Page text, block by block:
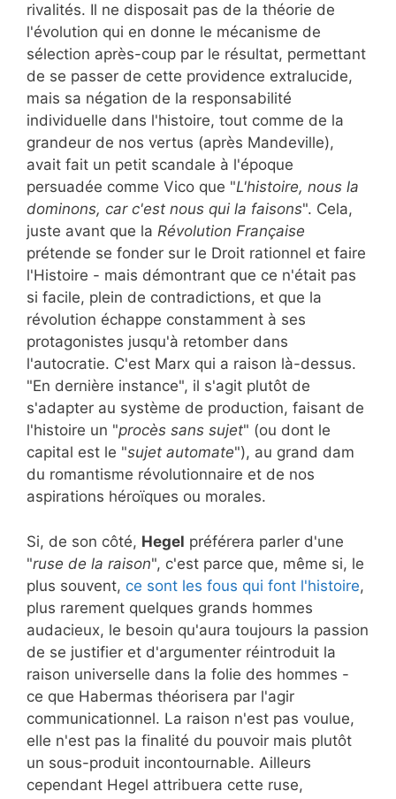
rivalités. Il ne disposait pas de la théorie de
l'évolution qui en donne le mécanisme de
sélection après-coup par le résultat, permettant
de se passer de cette providence extralucide,
mais sa négation de la responsabilité
individuelle dans l'histoire, tout comme de la
grandeur de nos vertus (après Mandeville),
avait fait un petit scandale à l'époque
persuadée comme Vico que "L'histoire, nous la
dominons, car c'est nous qui la faisons". Cela,
juste avant que la Révolution Française
prétende se fonder sur le Droit rationnel et faire
l'Histoire - mais démontrant que ce n'était pas
si facile, plein de contradictions, et que la
révolution échappe constamment à ses
protagonistes jusqu'à retomber dans
l'autocratie. C'est Marx qui a raison là-dessus.
"En dernière instance", il s'agit plutôt de
s'adapter au système de production, faisant de
l'histoire un "procès sans sujet" (ou dont le
capital est le "sujet automate"), au grand dam
du romantisme révolutionnaire et de nos
aspirations héroïques ou morales.
Si, de son côté, Hegel préférera parler d'une
"ruse de la raison", c'est parce que, même si, le
plus souvent, ce sont les fous qui font l'histoire,
plus rarement quelques grands hommes
audacieux, le besoin qu'aura toujours la passion
de se justifier et d'argumenter réintroduit la
raison universelle dans la folie des hommes -
ce que Habermas théorisera par l'agir
communicationnel. La raison n'est pas voulue,
elle n'est pas la finalité du pouvoir mais plutôt
un sous-produit incontournable. Ailleurs
cependant Hegel attribuera cette ruse,